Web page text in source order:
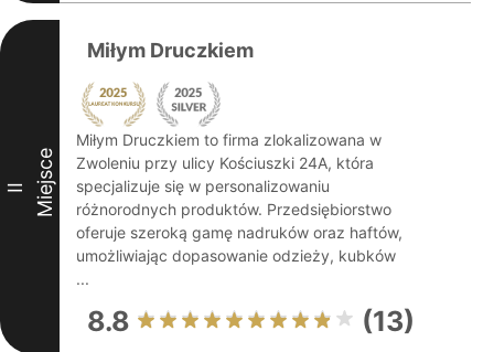
II Miejsce
Miłym Druczkiem
Miłym Druczkiem to firma zlokalizowana w
Zwoleniu przy ulicy Kościuszki 24A, która
specjalizuje się w personalizowaniu
różnorodnych produktów. Przedsiębiorstwo
oferuje szeroką gamę nadruków oraz haftów,
umożliwiając dopasowanie odzieży, kubków
...
8.8 (13)